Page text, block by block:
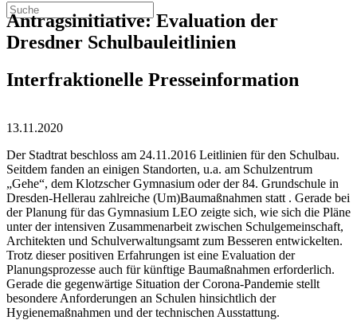
Antragsinitiative: Evaluation der
Dresdner Schulbauleitlinien
Interfraktionelle Presseinformation
13.11.2020
Der Stadtrat beschloss am 24.11.2016 Leitlinien für den Schulbau.
Seitdem fanden an einigen Standorten, u.a. am Schulzentrum
„Gehe“, dem Klotzscher Gymnasium oder der 84. Grundschule in
Dresden-Hellerau zahlreiche (Um)Baumaßnahmen statt . Gerade bei
der Planung für das Gymnasium LEO zeigte sich, wie sich die Pläne
unter der intensiven Zusammenarbeit zwischen Schulgemeinschaft,
Architekten und Schulverwaltungsamt zum Besseren entwickelten.
Trotz dieser positiven Erfahrungen ist eine Evaluation der
Planungsprozesse auch für künftige Baumaßnahmen erforderlich.
Gerade die gegenwärtige Situation der Corona-Pandemie stellt
besondere Anforderungen an Schulen hinsichtlich der
Hygienemaßnahmen und der technischen Ausstattung.